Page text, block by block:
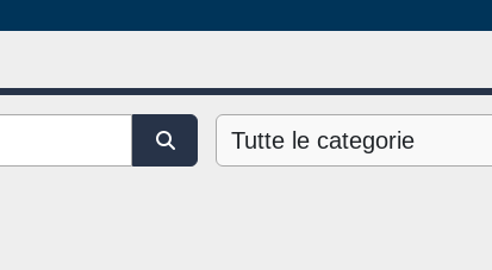
Tutte le categorie